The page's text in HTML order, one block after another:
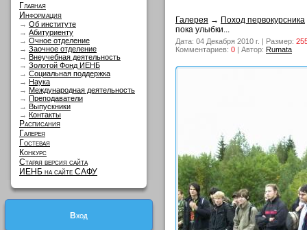
Главная
Информация
→ Об институте
→ Абитуриенту
→ Очное отделение
→ Заочное отделение
→ Внеучебная деятельность
→ Золотой Фонд ИЕНБ
→ Социальная поддержка
→ Наука
→ Международная деятельность
→ Преподаватели
→ Выпускники
→ Контакты
Расписания
Галерея
Гостевая
Конкурс
Старая версия сайта
ИЕНБ на сайте САФУ
Вход
Галерея → Поход первокурсника
пока улыбки...
Дата: 04 Декабря 2010 г. | Размер:
Комментариев: 0 | Автор: Rumata